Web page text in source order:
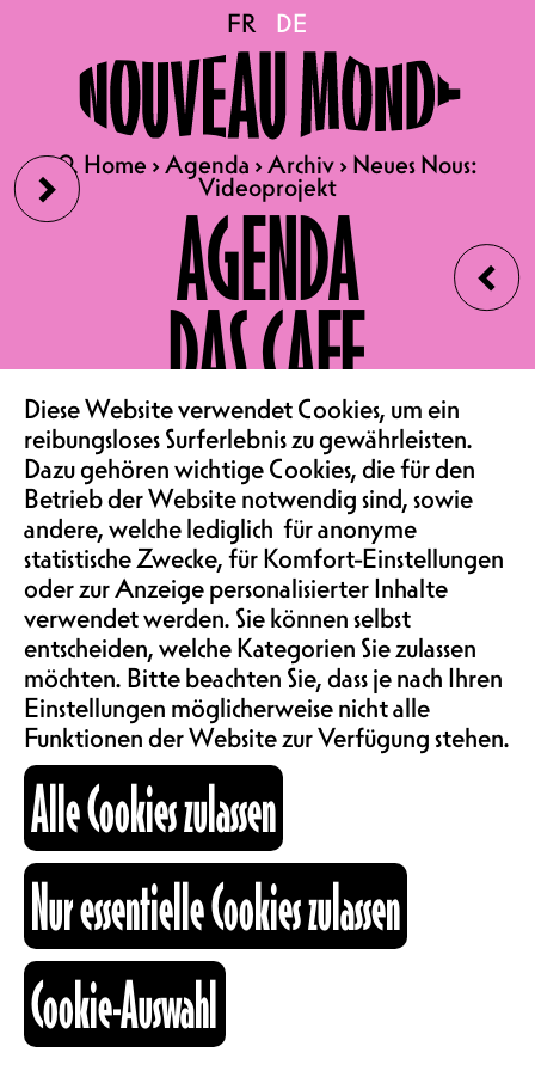
›
‹
FR DE
🔍 Home ›Agenda ›Archiv › Neues Nous:
Videoprojekt
AGENDA
DAS CAFE
VEREIN & COMMUNITY
SAALMIETE
ABOS & TARIFE
INFORMATIONEN
KARTOGRAPHIE
SUCHE
Kulturraum
FR DE
🔍 Home ›Agenda ›Archiv › Neues Nous:
Videoprojekt
Neues Nous:
Videoprojekt
VIDEOPROJEKT
ATELIER | IM OSTFLÜGEL
AB 18H00 | EINTRITT FREI
ANMELDUNG PER MAIL
ODER +41 79 707 53 78
Der Videokünstler Flavio Sanchez
wird mit Unterstützung von
Personen mit
Migrationshintergrund einen
Kurzfilm zu einem Thema drehen,
das vom Projektteam festgelegt
wird. Eine Reportage über die
Veranstaltungen, die im Rahmen
des Projekts Neues Nous organisiert
werden? Interviews auf der Strasse?
Oder etwas anderes? Lassen Sie sich
überraschen !
ZEITEN 02.04.2026
TÜRÖFFNUNG
Diese Website verwendet Cookies, um ein
reibungsloses Surferlebnis zu gewährleisten.
Dazu gehören wichtige Cookies, die für den
Betrieb der Website notwendig sind, sowie
andere, welche lediglich für anonyme
statistische Zwecke, für Komfort-Einstellungen
oder zur Anzeige personalisierter Inhalte
verwendet werden. Sie können selbst
entscheiden, welche Kategorien Sie zulassen
möchten. Bitte beachten Sie, dass je nach Ihren
Einstellungen möglicherweise nicht alle
Funktionen der Website zur Verfügung stehen.
Alle Cookies zulassen
Nur essentielle Cookies zulassen
Cookie-Auswahl